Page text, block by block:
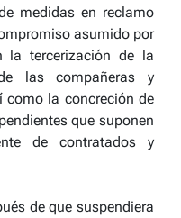
medidas en reclamo
asumido por
la tercerización de la
las compañeras y
la concreción de
que suponen
de contratados y
de que suspendiera